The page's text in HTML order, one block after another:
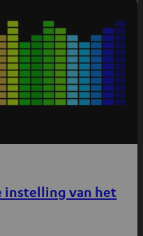
instelling van het